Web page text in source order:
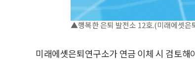
▲행복한 은퇴 발전소 12호.(미래에셋은
미래에셋은퇴연구소가 연금 이체 시 검토해